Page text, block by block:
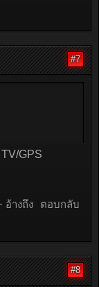
#7
GPS
อ้างถึง ตอบกลับ
#8